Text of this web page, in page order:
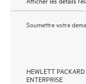
Soumettre votre
HEWLETT PACKARD
ENTERPRISE